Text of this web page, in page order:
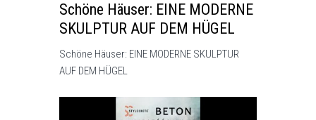
Schöne Häuser: EINE MODERNE
SKULPTUR AUF DEM HÜGEL
Schöne Häuser: EINE MODERNE SKULPTUR
AUF DEM HÜGEL